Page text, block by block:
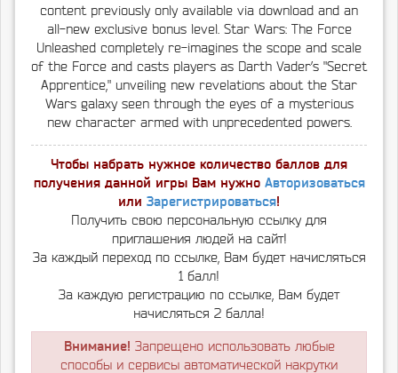
content previously only available via download and an
all-new exclusive bonus level. Star Wars: The Force
Unleashed completely re-imagines the scope and scale
of the Force and casts players as Darth Vader’s "Secret
Apprentice," unveiling new revelations about the Star
Wars galaxy seen through the eyes of a mysterious
new character armed with unprecedented powers.
Чтобы набрать нужное количество баллов для
получения данной игры Вам нужно Авторизоваться
или Зарегистрироваться!
Получить свою персональную ссылку для
приглашения людей на сайт!
За каждый переход по ссылке, Вам будет начисляться
1 балл!
За каждую регистрацию по ссылке, Вам будет
начисляться 2 балла!
Внимание! Запрещено использовать любые
способы и сервисы автоматической накрутки